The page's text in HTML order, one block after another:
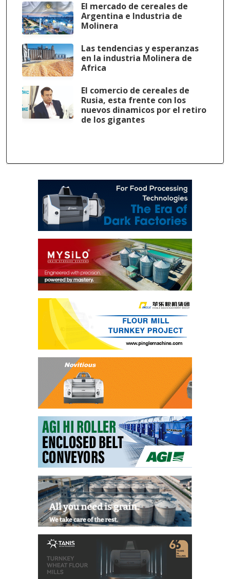
El mercado de cereales de
Argentina e Industria de
Molinera
Las tendencias y esperanzas
en la industria Molinera de
Africa
El comercio de cereales de
Rusia, esta frente con los
nuevos dinamicos por el retiro
de los gigantes